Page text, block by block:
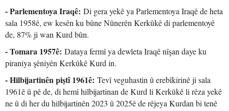
- Parlementoya Iraqê: Di gera yekê ya Parlementoya Iraqê de heta
sala 1958ê, ew kesên ku bûne Nûnerên Kerkûkê di parlementoyê
de, 87% ji wan Kurd bûn.
- Tomara 1957ê: Dataya fermî ya dewleta Iraqê nîşan daye ku
piraniya şêniyên Kerkûkê Kurd in.
- Hilbijartinên piştî 1961ê: Tevî veguhastin û erebîkirinê ji sala
1961ê û pê de, di hemî hilbijartinan de Kurd li Kerkûkê li rêza yekê
ne û di her du hilbijartinên 2023 û 2025ê de rêjeya Kurdan bi tenê